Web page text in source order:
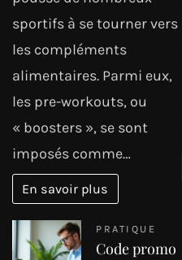
sportifs à se tourner vers
les compléments
alimentaires. Parmi eux,
les pre-workouts, ou
« boosters », se sont
imposés comme…
En savoir plus
PRATIQUE
Code promo